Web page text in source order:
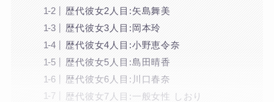
歴代彼女2人目:矢島舞美
歴代彼女3人目:岡本玲
歴代彼女4人目:小野恵令奈
歴代彼女5人目:島田晴香
歴代彼女6人目:川口春奈
歴代彼女7人目:一般女性 しおり